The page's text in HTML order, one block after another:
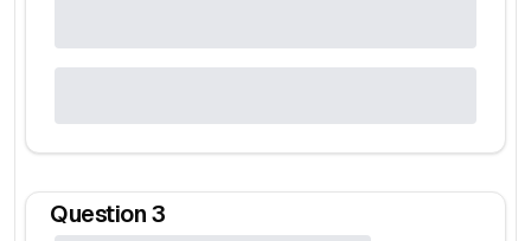
Question 3